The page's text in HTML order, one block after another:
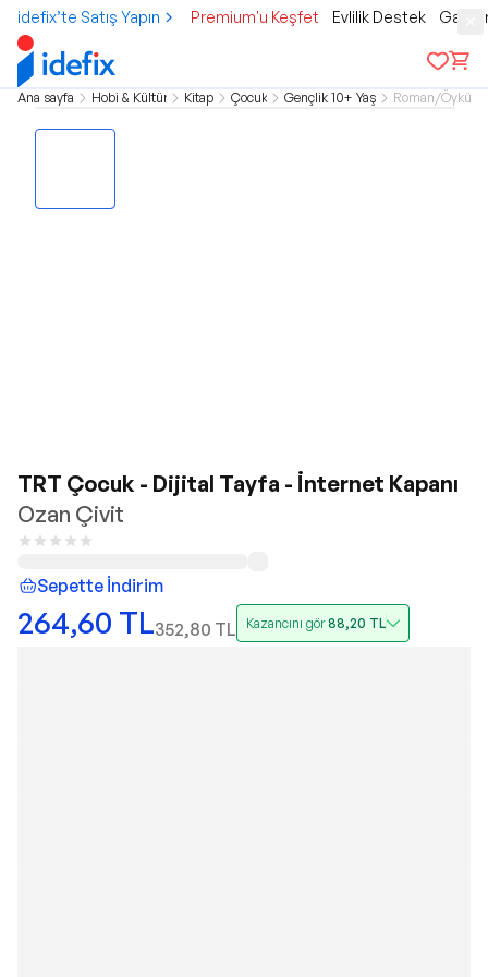
idefix’te Satış Yapın Premium'u Keşfet Evlilik Destek
Ana sayfa Hobi & Kültür Kitap Çocuk Gençlik 10+ Yaş Roman/Öykü
TRT Çocuk - Dijital Tayfa - İnternet Kapanı
Ozan Çivit
Sepette İndirim
264,60 TL352,80 TL Kazancını gör88,20 TL